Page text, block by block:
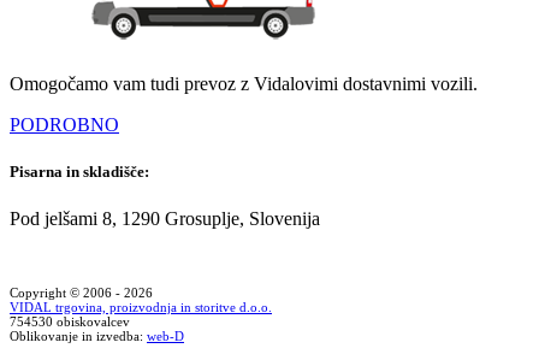
Omogočamo vam tudi prevoz z Vidalovimi dostavnimi vozili.
PODROBNO
Pisarna in skladišče:
Pod jelšami 8, 1290 Grosuplje, Slovenija
Copyright © 2006 - 2026
VIDAL trgovina, proizvodnja in storitve d.o.o.
754530 obiskovalcev
Oblikovanje in izvedba: web-D